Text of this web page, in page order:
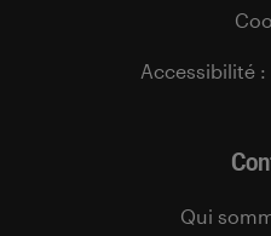
Accessibilité
Qui